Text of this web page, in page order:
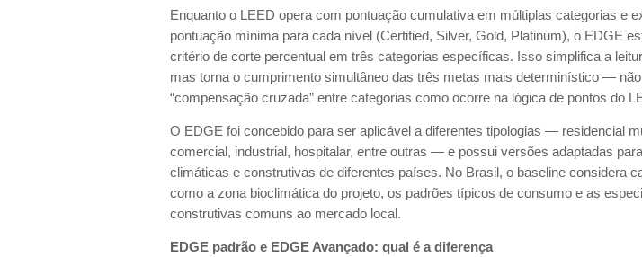
Enquanto o LEED opera com pontuação cumulativa em múltiplas categorias e
pontuação mínima para cada nível (Certified, Silver, Gold, Platinum), o EDGE
critério de corte percentual em três categorias específicas. Isso simplifica a
mas torna o cumprimento simultâneo das três metas mais determinístico —
“compensação cruzada” entre categorias como ocorre na lógica de pontos do
O EDGE foi concebido para ser aplicável a diferentes tipologias — residencial
comercial, industrial, hospitalar, entre outras — e possui versões adaptadas
climáticas e construtivas de diferentes países. No Brasil, o baseline considera
como a zona bioclimática do projeto, os padrões típicos de consumo e as
construtivas comuns ao mercado local.
EDGE padrão e EDGE Avançado: qual é a diferença